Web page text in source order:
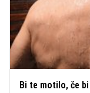
Bi te motilo, če